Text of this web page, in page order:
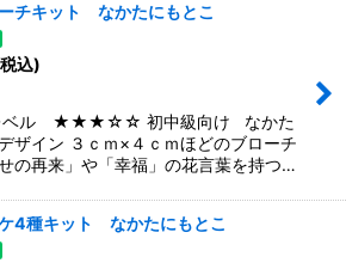
チキット なかたにもとこ
込)
ベル ★★★☆☆ 初中級向け なかた
ザイン ３ｃｍ×４ｃｍほどのブローチ
の再来」や「幸福」の花言葉を持つ…
4種キット なかたにもとこ